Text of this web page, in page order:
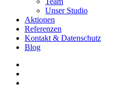
Unser Studio
Aktionen
Referenzen
Kontakt & Datenschutz
Blog